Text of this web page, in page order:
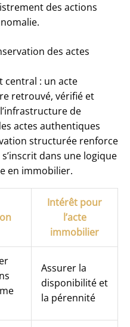
des actions
des actes
central : un acte
retrouvé, vérifié et
de
actes authentiques
structurée renforce
dans une logique
en immobilier.
Intérêt pour
l’acte
immobilier
Assurer la
disponibilité et
la pérennité